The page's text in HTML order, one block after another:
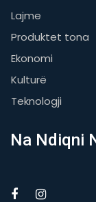
Lajme
Produktet tona
Ekonomi
Kulturë
Teknologji
Na Ndiqni